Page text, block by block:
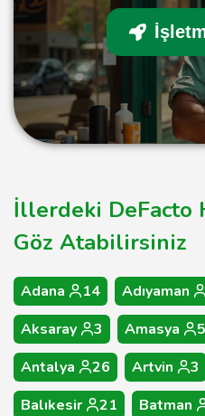
İllerdeki DeFacto
Göz Atabilirsiniz
Adana 14 Adıyaman
Aksaray
3 Amasya 5
Antalya
26 Artvin 3
Balıkesir
21 Batman